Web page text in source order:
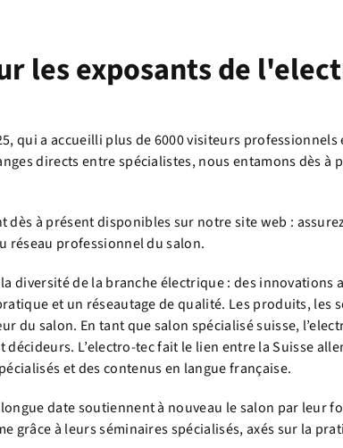
les exposants de
qui a accueilli plus de 6000 visiteurs professionnels
directs entre spécialistes, nous entamons dès à
à présent disponibles sur notre site web :
réseau professionnel du salon.
diversité de la branche électrique : des innovations
et un réseautage de qualité. Les produits, les
du salon. En tant que salon spécialisé suisse,
L’electro-tec fait le lien entre la Suisse
et des contenus en langue française.
date soutiennent à nouveau le salon par leur
grâce à leurs séminaires spécialisés, axés sur la